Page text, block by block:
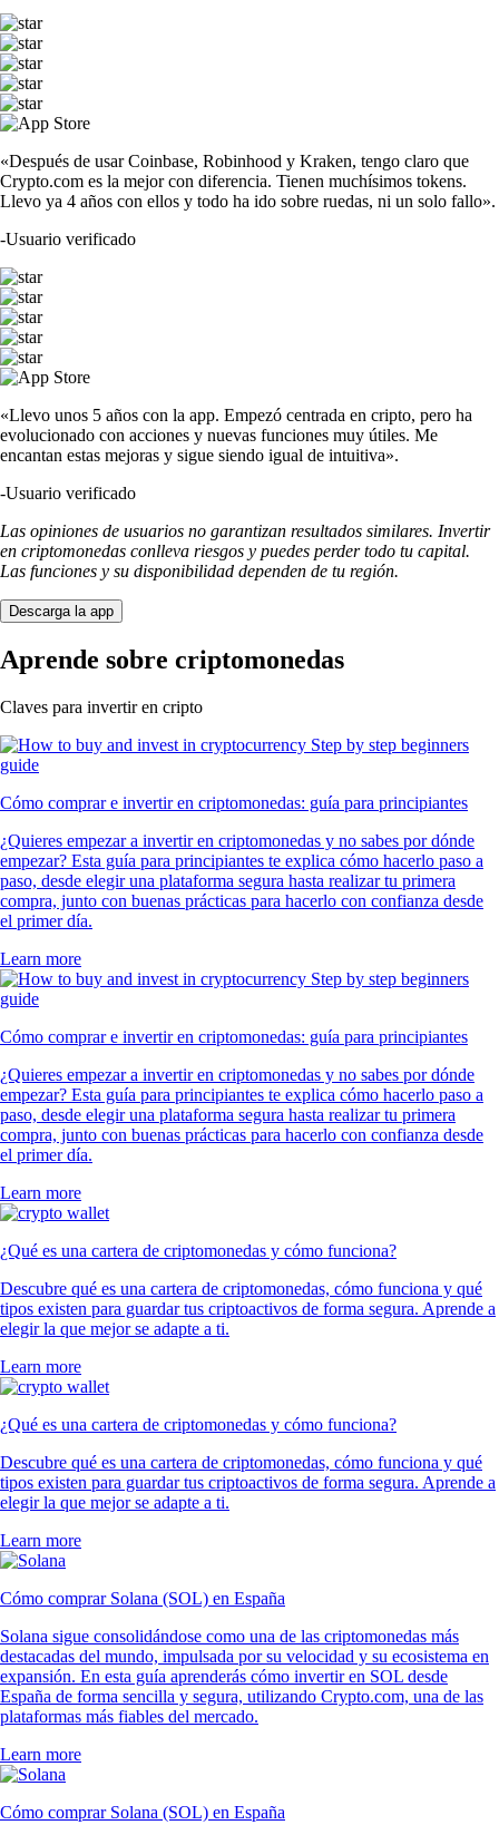
«Después de usar Coinbase, Robinhood y Kraken, tengo claro que
Crypto.com es la mejor con diferencia. Tienen muchísimos tokens.
Llevo ya 4 años con ellos y todo ha ido sobre ruedas, ni un solo fallo».
-Usuario verificado
«Llevo unos 5 años con la app. Empezó centrada en cripto, pero ha
evolucionado con acciones y nuevas funciones muy útiles. Me
encantan estas mejoras y sigue siendo igual de intuitiva».
-Usuario verificado
Las opiniones de usuarios no garantizan resultados similares. Invertir
en criptomonedas conlleva riesgos y puedes perder todo tu capital.
Las funciones y su disponibilidad dependen de tu región.
Descarga la app
Aprende sobre criptomonedas
Claves para invertir en cripto
Cómo comprar e invertir en criptomonedas: guía para principiantes
¿Quieres empezar a invertir en criptomonedas y no sabes por dónde
empezar? Esta guía para principiantes te explica cómo hacerlo paso a
paso, desde elegir una plataforma segura hasta realizar tu primera
compra, junto con buenas prácticas para hacerlo con confianza desde
el primer día.
Learn more
Cómo comprar e invertir en criptomonedas: guía para principiantes
¿Quieres empezar a invertir en criptomonedas y no sabes por dónde
empezar? Esta guía para principiantes te explica cómo hacerlo paso a
paso, desde elegir una plataforma segura hasta realizar tu primera
compra, junto con buenas prácticas para hacerlo con confianza desde
el primer día.
Learn more
¿Qué es una cartera de criptomonedas y cómo funciona?
Descubre qué es una cartera de criptomonedas, cómo funciona y qué
tipos existen para guardar tus criptoactivos de forma segura. Aprende a
elegir la que mejor se adapte a ti.
Learn more
¿Qué es una cartera de criptomonedas y cómo funciona?
Descubre qué es una cartera de criptomonedas, cómo funciona y qué
tipos existen para guardar tus criptoactivos de forma segura. Aprende a
elegir la que mejor se adapte a ti.
Learn more
Cómo comprar Solana (SOL) en España
Solana sigue consolidándose como una de las criptomonedas más
destacadas del mundo, impulsada por su velocidad y su ecosistema en
expansión. En esta guía aprenderás cómo invertir en SOL desde
España de forma sencilla y segura, utilizando Crypto.com, una de las
plataformas más fiables del mercado.
Learn more
Cómo comprar Solana (SOL) en España